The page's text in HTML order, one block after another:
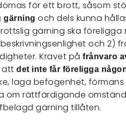
för ett brott, såsom
gärning och dels kunna
gärning ska föreligga
och 2)
Kravet påfrånvaro
attdet inte får föreligga
laga befogenhet,
om rättfärdigande
gärning tillåten.